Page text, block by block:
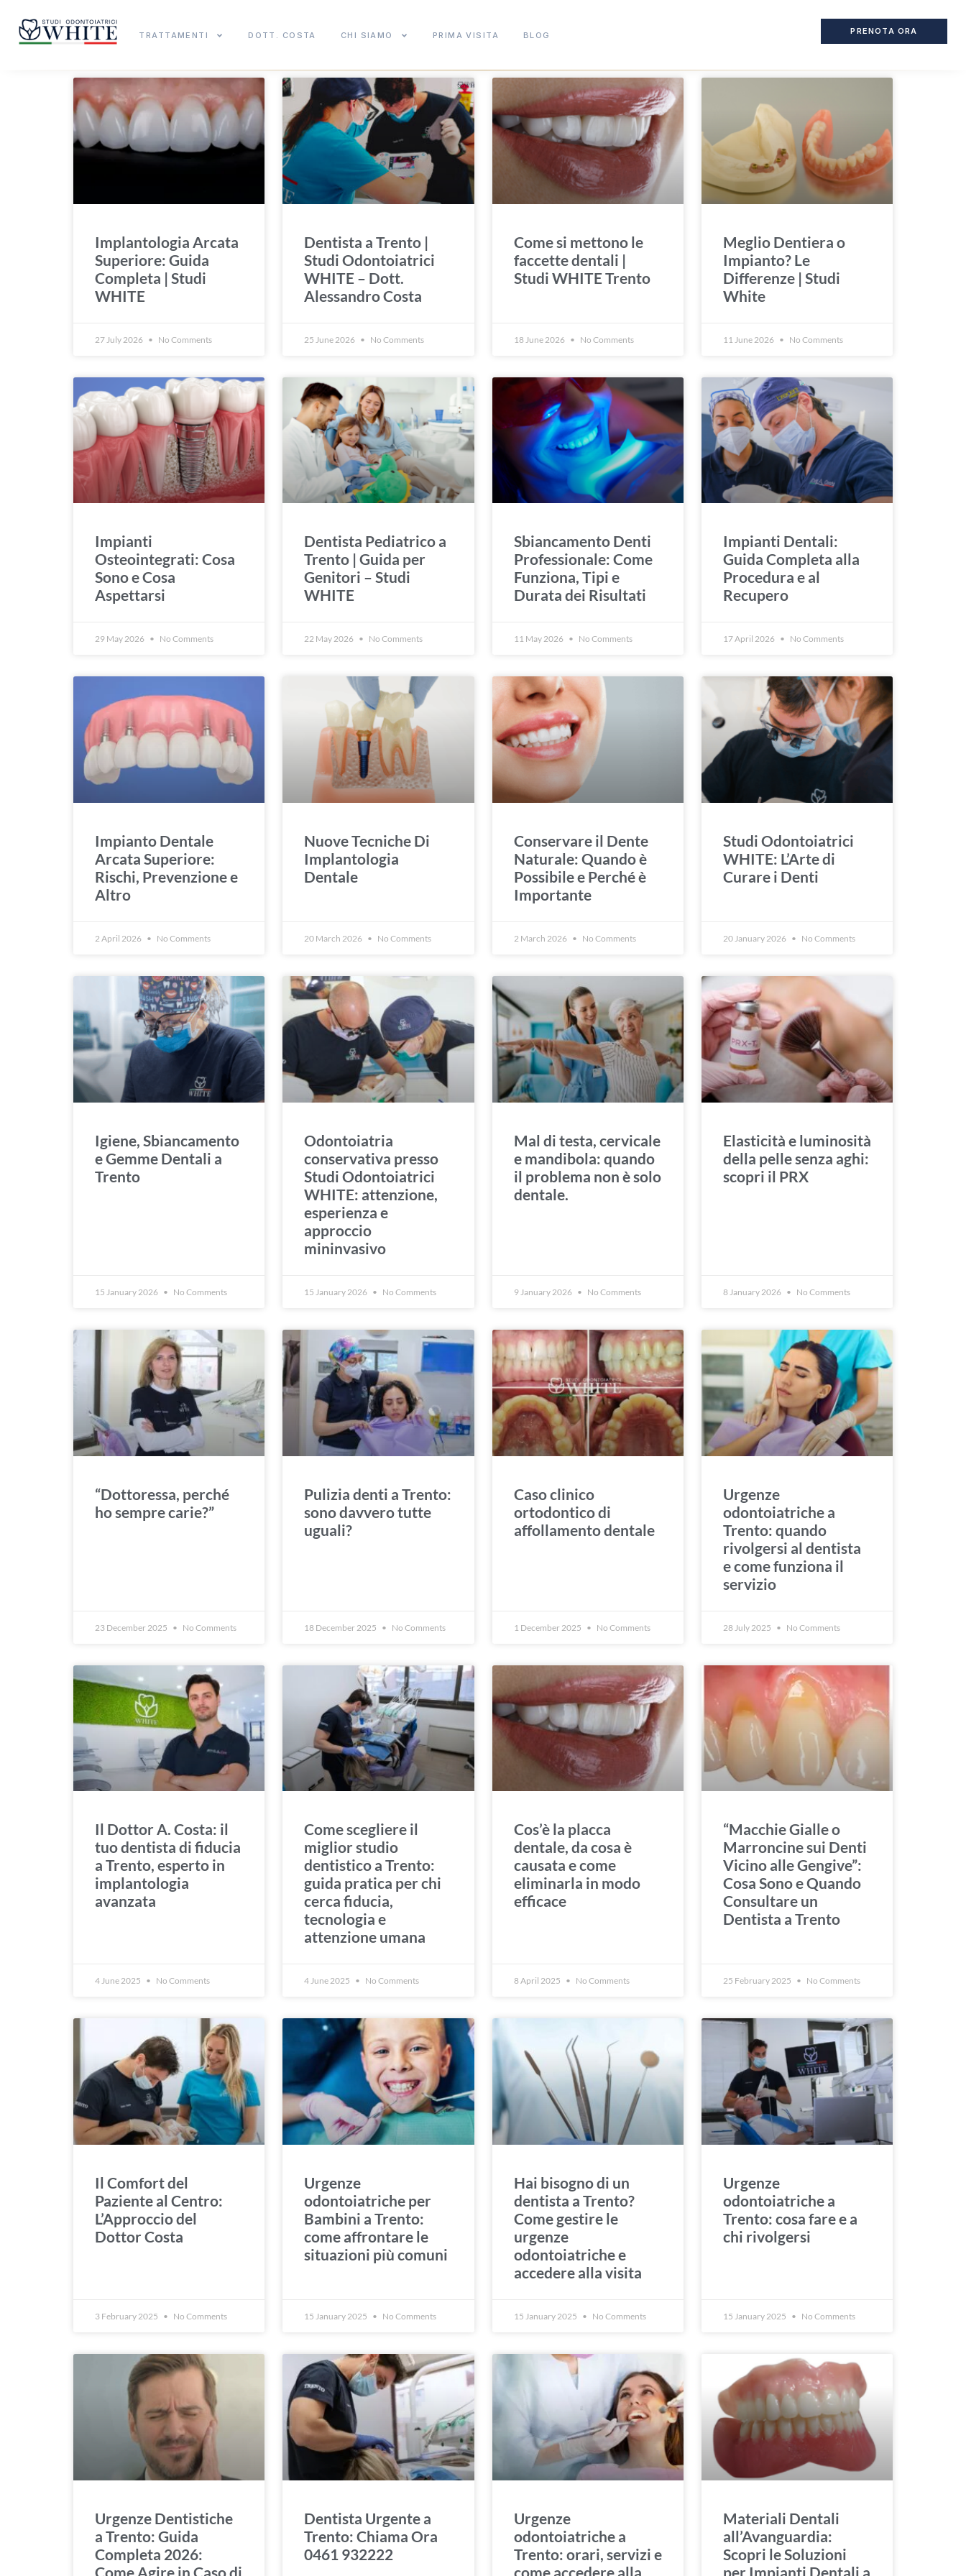
TRATTAMENTI DOTT. COSTA CHI SIAMO PRIMA VISITA BLOG PRENOTA ORA
Implantologia Arcata
Superiore: Guida
Completa | Studi
WHITE
27 July 2026 No Comments
Dentista a Trento |
Studi Odontoiatrici
WHITE – Dott.
Alessandro Costa
25 June 2026 No Comments
Come si mettono le
faccette dentali |
Studi WHITE Trento
18 June 2026 No Comments
Meglio Dentiera o
Impianto? Le
Differenze | Studi
White
11 June 2026 No Comments
Impianti
Osteointegrati: Cosa
Sono e Cosa
Aspettarsi
29 May 2026 No Comments
Dentista Pediatrico a
Trento | Guida per
Genitori – Studi
WHITE
22 May 2026 No Comments
Sbiancamento Denti
Professionale: Come
Funziona, Tipi e
Durata dei Risultati
11 May 2026 No Comments
Impianti Dentali:
Guida Completa alla
Procedura e al
Recupero
17 April 2026 No Comments
Impianto Dentale
Arcata Superiore:
Rischi, Prevenzione e
Altro
2 April 2026 No Comments
Nuove Tecniche Di
Implantologia
Dentale
20 March 2026 No Comments
Conservare il Dente
Naturale: Quando è
Possibile e Perché è
Importante
2 March 2026 No Comments
Studi Odontoiatrici
WHITE: L’Arte di
Curare i Denti
20 January 2026 No Comments
Igiene, Sbiancamento
e Gemme Dentali a
Trento
15 January 2026 No Comments
Odontoiatria
conservativa presso
Studi Odontoiatrici
WHITE: attenzione,
esperienza e
approccio
mininvasivo
15 January 2026 No Comments
Mal di testa, cervicale
e mandibola: quando
il problema non è solo
dentale.
9 January 2026 No Comments
Elasticità e luminosità
della pelle senza aghi:
scopri il PRX
8 January 2026 No Comments
“Dottoressa, perché
ho sempre carie?”
23 December 2025 No Comments
Pulizia denti a Trento:
sono davvero tutte
uguali?
18 December 2025 No Comments
Caso clinico
ortodontico di
affollamento dentale
1 December 2025 No Comments
Urgenze
odontoiatriche a
Trento: quando
rivolgersi al dentista
e come funziona il
servizio
28 July 2025 No Comments
Il Dottor A. Costa: il
tuo dentista di fiducia
a Trento, esperto in
implantologia
avanzata
4 June 2025 No Comments
Come scegliere il
miglior studio
dentistico a Trento:
guida pratica per chi
cerca fiducia,
tecnologia e
attenzione umana
4 June 2025 No Comments
Cos’è la placca
dentale, da cosa è
causata e come
eliminarla in modo
efficace
8 April 2025 No Comments
“Macchie Gialle o
Marroncine sui Denti
Vicino alle Gengive”:
Cosa Sono e Quando
Consultare un
Dentista a Trento
25 February 2025 No Comments
Il Comfort del
Paziente al Centro:
L’Approccio del
Dottor Costa
3 February 2025 No Comments
Urgenze
odontoiatriche per
Bambini a Trento:
come affrontare le
situazioni più comuni
15 January 2025 No Comments
Hai bisogno di un
dentista a Trento?
Come gestire le
urgenze
odontoiatriche e
accedere alla visita
15 January 2025 No Comments
Urgenze
odontoiatriche a
Trento: cosa fare e a
chi rivolgersi
15 January 2025 No Comments
Urgenze Dentistiche
a Trento: Guida
Completa 2026:
Come Agire in Caso di
Dentista Urgente a
Trento: Chiama Ora
0461 932222
Urgenze
odontoiatriche a
Trento: orari, servizi e
come accedere alla
Materiali Dentali
all’Avanguardia:
Scopri le Soluzioni
per Impianti Dentali a